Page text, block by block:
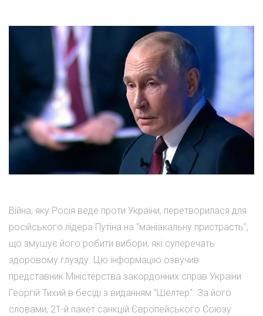
Війна, яку Росія веде проти України, перетворилася для
російського лідера Путіна на "маніакальну пристрасть",
що змушує його робити вибори, які суперечать
здоровому глузду. Цю інформацію озвучив
представник Міністерства закордонних справ України
Георгій Тихий в бесіді з виданням "Шелтер". За його
словами, 21-й пакет санкцій Європейського Союзу